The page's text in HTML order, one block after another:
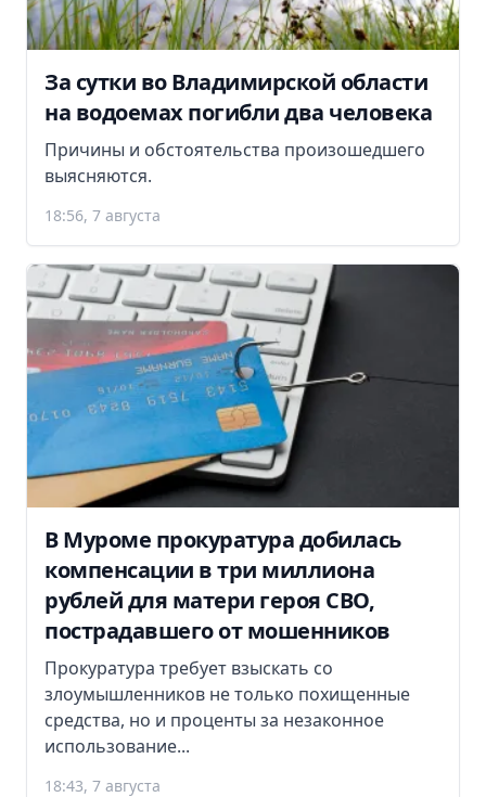
За сутки во Владимирской области
на водоемах погибли два человека
Причины и обстоятельства произошедшего
выясняются.
18:56, 7 августа
В Муроме прокуратура добилась
компенсации в три миллиона
рублей для матери героя СВО,
пострадавшего от мошенников
Прокуратура требует взыскать со
злоумышленников не только похищенные
средства, но и проценты за незаконное
использование...
18:43, 7 августа